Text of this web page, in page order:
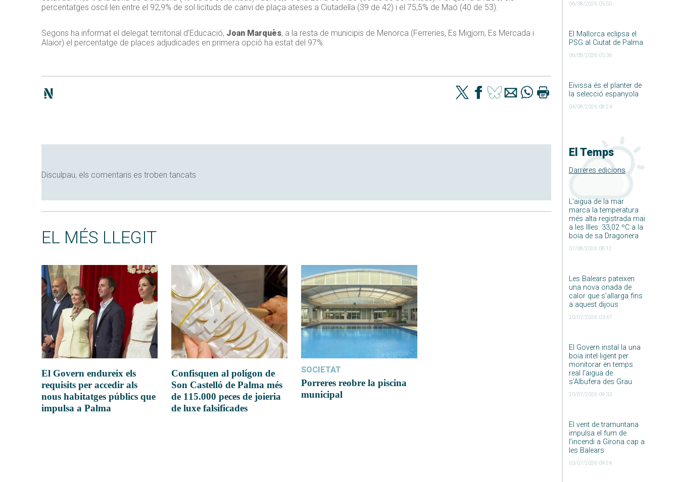
06/08/2026 05:50
El Mallorca eclipsa el
PSG al Ciutat de Palma
06/08/2026 05:36
Eivissa és el planter de
la selecció espanyola
04/08/2026 08:24
El Temps
Darreres edicions
L’aigua de la mar
marca la temperatura
més alta registrada mai
a les Illes: 33,02 ºC a la
boia de sa Dragonera
07/08/2026 08:12
Les Balears pateixen
una nova onada de
calor que s’allarga fins
a aquest dijous
20/07/2026 03:47
El Govern instal·la una
boia intel·ligent per
monitorar en temps
real l’aigua de
s’Albufera des Grau
20/07/2026 09:33
El vent de tramuntana
impulsa el fum de
l’incendi a Girona cap a
les Balears
03/07/2026 09:24
percentatges oscil·len entre el 92,9% de sol·licituds de canvi de plaça ateses a Ciutadella (39 de 42) i el 75,5% de Maó (40 de 53).
Segons ha informat el delegat territorial d’Educació, Joan Marquès, a la resta de municipis de Menorca (Ferreries, Es Migjorn, Es Mercada i
Alaior) el percentatge de places adjudicades en primera opció ha estat del 97%.
Disculpau, els comentaris es troben tancats
EL MÉS LLEGIT
El Govern endureix els
requisits per accedir als
nous habitatges públics que
impulsa a Palma
Confisquen al polígon de
Son Castelló de Palma més
de 115.000 peces de joieria
de luxe falsificades
SOCIETAT
Porreres reobre la piscina
municipal